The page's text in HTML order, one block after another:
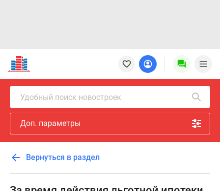
Новостройки
Квартиры
Ипотека
Новостройки
Москвы
Новостройки
Подмосковья
Новостройки
Москвы
Готовые
новостройки
Удобный поиск новостроек
Доп. параметры
Вернуться в раздел